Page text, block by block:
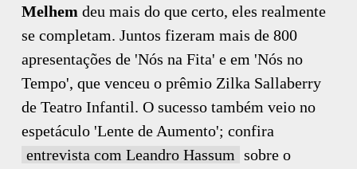
Melhem deu mais do que certo, eles realmente
se completam. Juntos fizeram mais de 800
apresentações de 'Nós na Fita' e em 'Nós no
Tempo', que venceu o prêmio Zilka Sallaberry
de Teatro Infantil. O sucesso também veio no
espetáculo 'Lente de Aumento'; confira
entrevista com Leandro Hassum sobre o